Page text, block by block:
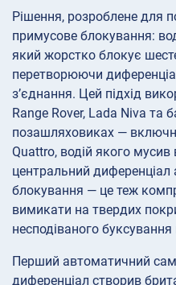
Рішення, розроблене для
примусове блокування:
який жорстко блокує
перетворюючи
з’єднання. Цей підхід
Range Rover, Lada Niva та
позашляховиках —
Quattro, водій якого мусив
центральний
блокування — це теж
вимикати на твердих
несподіваного буксування
Перший автоматичний
диференціал створив